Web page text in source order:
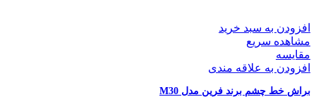
افزودن به سبد خرید
مشاهده سریع
مقایسه
افزودن به علاقه مندی
براش خط چشم برند فرین مدل M30